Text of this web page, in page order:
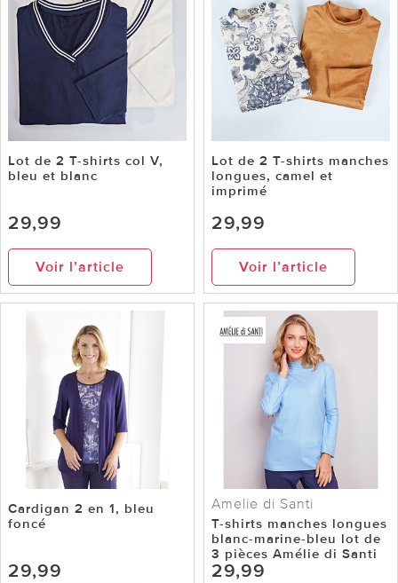
Lot de 2 T-shirts col V,
bleu et blanc
29,99
Voir l’article
Lot de 2 T-shirts manches
longues, camel et
imprimé
29,99
Voir l’article
Cardigan 2 en 1, bleu
foncé
29,99
Amelie di Santi
T-shirts manches longues
blanc-marine-bleu lot de
3 pièces Amélie di Santi
29,99